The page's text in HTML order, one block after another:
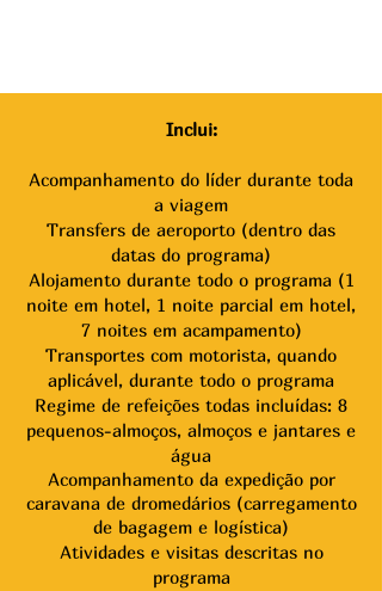
Inclui:
Acompanhamento do líder durante toda
a viagem
Transfers de aeroporto (dentro das
datas do programa)
Alojamento durante todo o programa (1
noite em hotel, 1 noite parcial em hotel,
7 noites em acampamento)
Transportes com motorista, quando
aplicável, durante todo o programa
Regime de refeições todas incluídas: 8
pequenos-almoços, almoços e jantares e
água
Acompanhamento da expedição por
caravana de dromedários (carregamento
de bagagem e logística)
Atividades e visitas descritas no
programa